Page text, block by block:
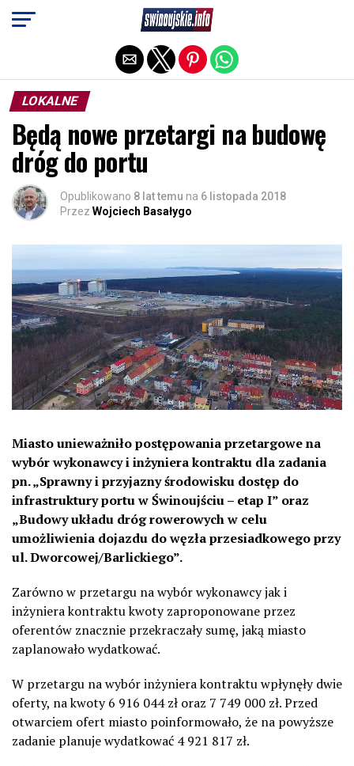
LOKALNE
Będą nowe przetargi na budowę
dróg do portu
Opublikowano 8 lat temu na 6 listopada 2018
Przez Wojciech Basałygo
Miasto unieważniło postępowania przetargowe na
wybór wykonawcy i inżyniera kontraktu dla zadania
pn. „Sprawny i przyjazny środowisku dostęp do
infrastruktury portu w Świnoujściu – etap I” oraz
„Budowy układu dróg rowerowych w celu
umożliwienia dojazdu do węzła przesiadkowego przy
ul. Dworcowej/Barlickiego”.
Zarówno w przetargu na wybór wykonawcy jak i
inżyniera kontraktu kwoty zaproponowane przez
oferentów znacznie przekraczały sumę, jaką miasto
zaplanowało wydatkować.
W przetargu na wybór inżyniera kontraktu wpłynęły dwie
oferty, na kwoty 6 916 044 zł oraz 7 749 000 zł. Przed
otwarciem ofert miasto poinformowało, że na powyższe
zadanie planuje wydatkować 4 921 817 zł.
Exit mobile version